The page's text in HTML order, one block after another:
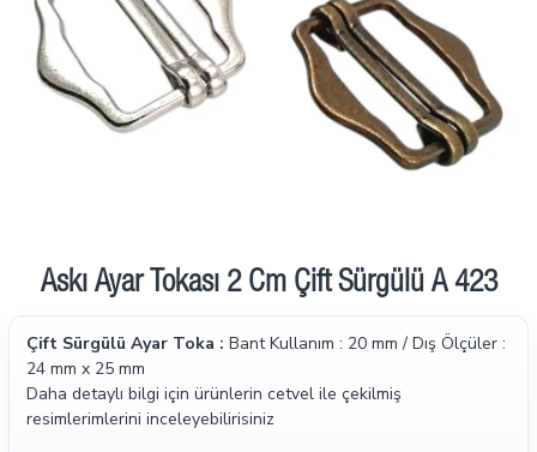
Askı Ayar Tokası 2 Cm Çift Sürgülü A 423
Çift Sürgülü Ayar Toka : Bant Kullanım : 20 mm / Dış Ölçüler :
24 mm x 25 mm
Daha detaylı bilgi için ürünlerin cetvel ile çekilmiş
resimlerimlerini inceleyebilirisiniz